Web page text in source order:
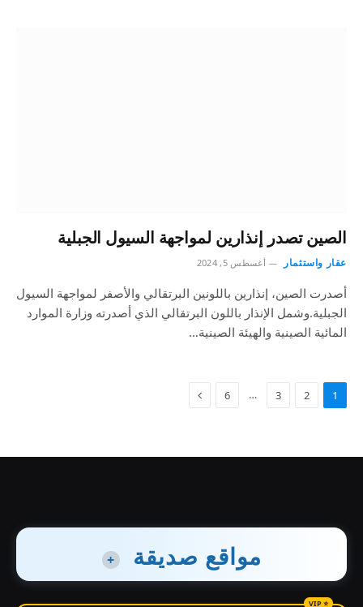
الصين تصدر إنذارين لمواجهة السيول الجبلية
عقار واستثمار أغسطس 5, 2024
أصدرت الصين، إنذارين باللونين البرتقالي والأصفر لمواجهة السيول
الجبلية.وشمل الإنذار باللون البرتقالي الذي أصدرته وزارة الموارد
المائية الصينية والهيئة الصينية…
1
2
3
…
6
مواقع صديقة +